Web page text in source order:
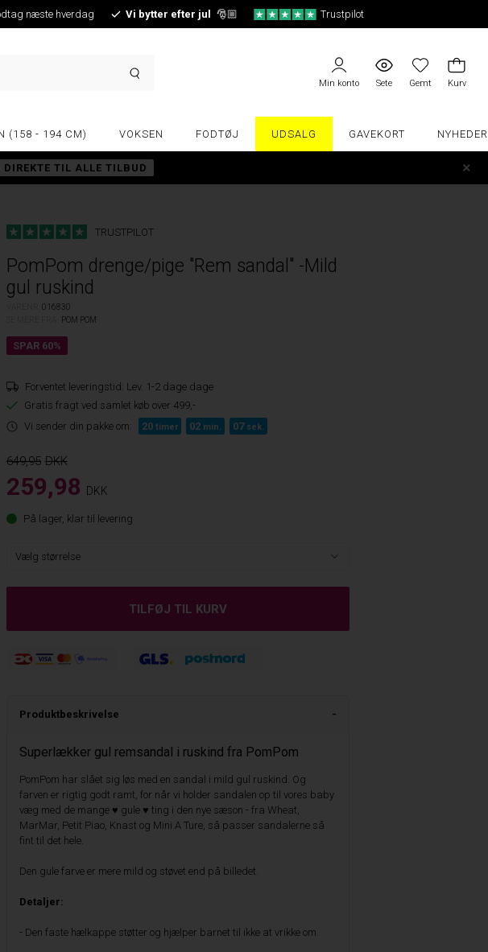
næste hverdag Vi bytter efter jul 🎅🏼 Trustpilot
Min konto Sete Gemt Kurv
(158 - 194 CM) VOKSEN FODTØJ UDSALG GAVEKORT NYHEDER
TIL ALLE TILBUD
TRUSTPILOT
PomPom drenge/pige "Rem sandal" -Mild
gul ruskind
016830
POM POM
Forventet leveringstid: Lev. 1-2 dage dage
Gratis fragt ved samlet køb over 499,-
Vi sender din pakke om:
20 timer 02 min. 06 sek.
649,95
259,98 DKK
På lager, klar til levering
Produktbeskrivelse
Superlækker gul remsandal i ruskind fra PomPom
PomPom har slået sig løs med en sandal i mild gul ruskind. Og
farven er rigtig godt ramt, for når vi holder sandalen op til vores baby
væg med de mange ♥ gule ♥ ting i den nye sæson - fra Wheat,
MarMar, Petit Piao, Knast og Mini A Ture, så passer sandalerne så
fint til det hele.
Den gule farve er mere mild og støvet end på billedet.
Detaljer:
- Den faste hælkappe støtter og hjælper barnet til ikke at vrikke om.